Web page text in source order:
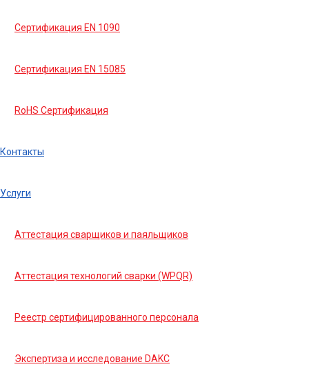
Сертификация EN 1090
Сертификация EN 15085
RoHS Сертификация
Контакты
Услуги
Аттестация сварщиков и паяльщиков
Аттестация технологий сварки (WPQR)
Реестр сертифицированного персонала
Экспертиза и исследование DAKC